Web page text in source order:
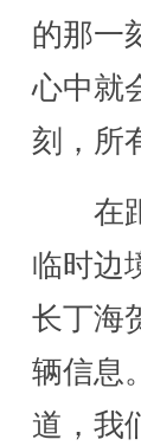
的那一
心中就
刻，所
在距
临时边
长丁海
辆信息
道，我